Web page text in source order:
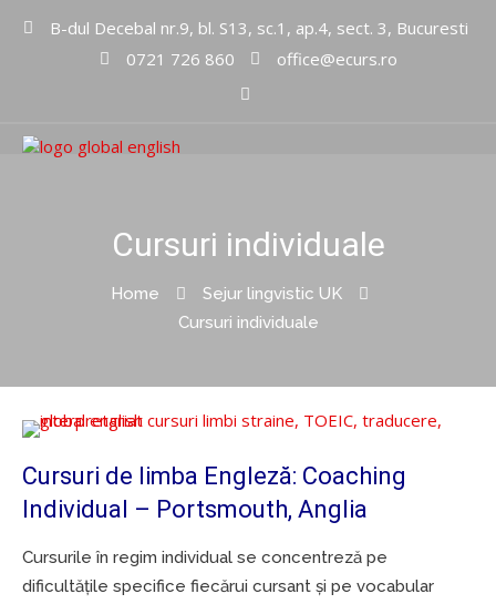
B-dul Decebal nr.9, bl. S13, sc.1, ap.4, sect. 3, Bucuresti
0721 726 860
office@ecurs.ro
Cursuri individuale
Home
Sejur lingvistic UK
Cursuri individuale
Cursuri de limba Engleză: Coaching
Individual – Portsmouth, Anglia
Cursurile în regim individual se concentreză pe
dificultățile specifice fiecărui cursant și pe vocabular